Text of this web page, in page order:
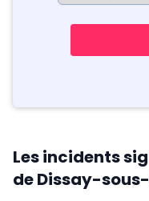
Les incidents
de Dissay-